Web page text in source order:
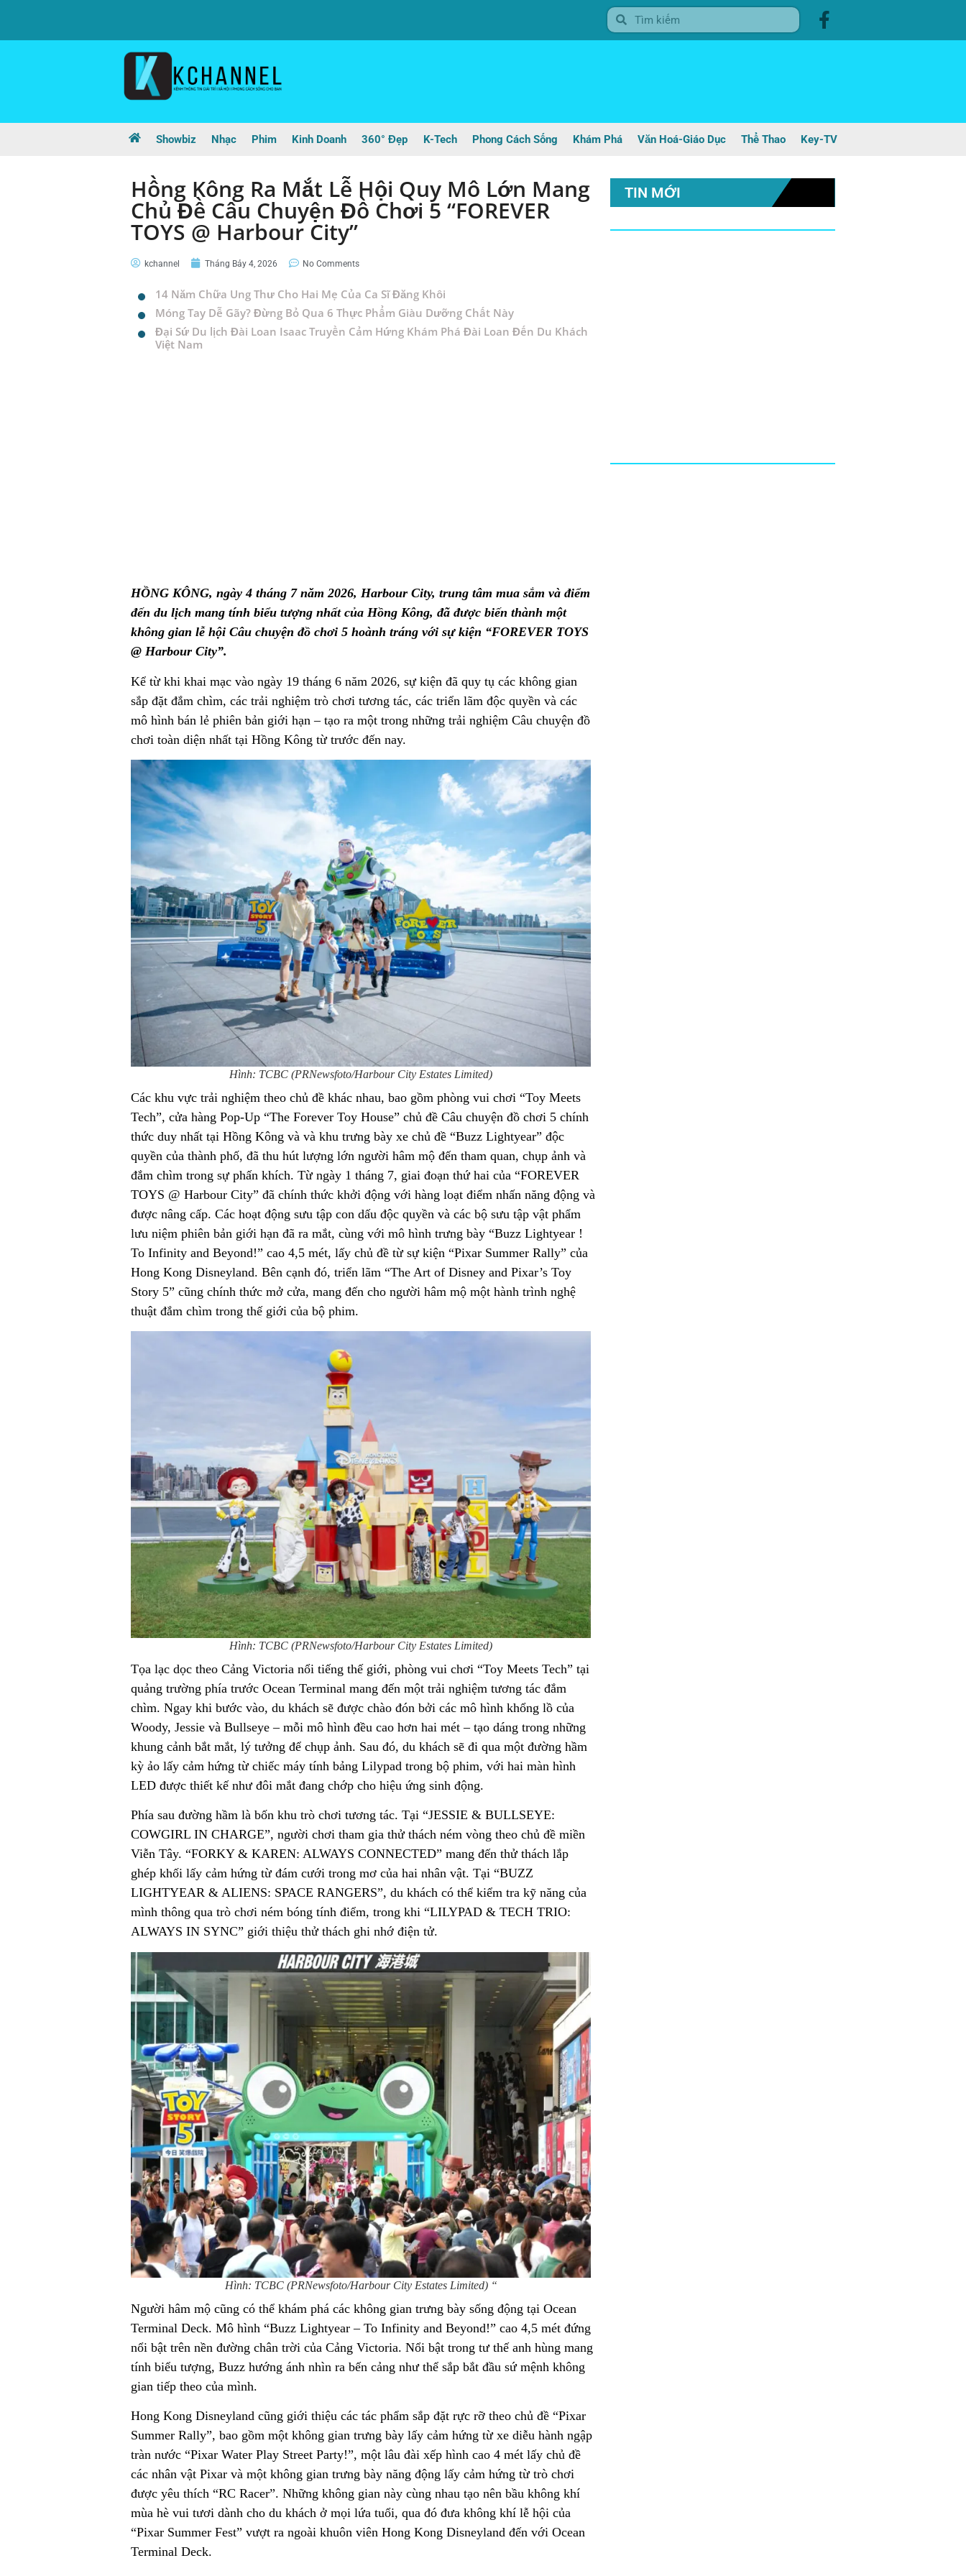
Showbiz Nhạc Phim Kinh Doanh 360° Đẹp K-Tech Phong Cách Sống Khám Phá Văn Hoá-Giáo Dục Thể Thao Key-TV
Hồng Kông Ra Mắt Lễ Hội Quy Mô Lớn Mang
Chủ Đề Câu Chuyện Đồ Chơi 5 “FOREVER
TOYS @ Harbour City”
kchannel Tháng Bảy 4, 2026 No Comments
14 Năm Chữa Ung Thư Cho Hai Mẹ Của Ca Sĩ Đăng Khôi
Móng Tay Dễ Gãy? Đừng Bỏ Qua 6 Thực Phẩm Giàu Dưỡng Chất Này
Đại Sứ Du lịch Đài Loan Isaac Truyền Cảm Hứng Khám Phá Đài Loan Đến Du Khách
Việt Nam
HỒNG KÔNG, ngày 4 tháng 7 năm 2026, Harbour City, trung tâm mua sắm và điểm
đến du lịch mang tính biểu tượng nhất của Hồng Kông, đã được biến thành một
không gian lễ hội Câu chuyện đồ chơi 5 hoành tráng với sự kiện “FOREVER TOYS
@ Harbour City”.
Kể từ khi khai mạc vào ngày 19 tháng 6 năm 2026, sự kiện đã quy tụ các không gian
sắp đặt đắm chìm, các trải nghiệm trò chơi tương tác, các triển lãm độc quyền và các
mô hình bán lẻ phiên bản giới hạn – tạo ra một trong những trải nghiệm Câu chuyện đồ
chơi toàn diện nhất tại Hồng Kông từ trước đến nay.
Hình: TCBC (PRNewsfoto/Harbour City Estates Limited)
Các khu vực trải nghiệm theo chủ đề khác nhau, bao gồm phòng vui chơi “Toy Meets
Tech”, cửa hàng Pop-Up “The Forever Toy House” chủ đề Câu chuyện đồ chơi 5 chính
thức duy nhất tại Hồng Kông và và khu trưng bày xe chủ đề “Buzz Lightyear” độc
quyền của thành phố, đã thu hút lượng lớn người hâm mộ đến tham quan, chụp ảnh và
đắm chìm trong sự phấn khích. Từ ngày 1 tháng 7, giai đoạn thứ hai của “FOREVER
TOYS @ Harbour City” đã chính thức khởi động với hàng loạt điểm nhấn năng động và
được nâng cấp. Các hoạt động sưu tập con dấu độc quyền và các bộ sưu tập vật phẩm
lưu niệm phiên bản giới hạn đã ra mắt, cùng với mô hình trưng bày “Buzz Lightyear !
To Infinity and Beyond!” cao 4,5 mét, lấy chủ đề từ sự kiện “Pixar Summer Rally” của
Hong Kong Disneyland. Bên cạnh đó, triển lãm “The Art of Disney and Pixar’s Toy
Story 5” cũng chính thức mở cửa, mang đến cho người hâm mộ một hành trình nghệ
thuật đắm chìm trong thế giới của bộ phim.
Hình: TCBC (PRNewsfoto/Harbour City Estates Limited)
Tọa lạc dọc theo Cảng Victoria nổi tiếng thế giới, phòng vui chơi “Toy Meets Tech” tại
quảng trường phía trước Ocean Terminal mang đến một trải nghiệm tương tác đắm
chìm. Ngay khi bước vào, du khách sẽ được chào đón bởi các mô hình khổng lồ của
Woody, Jessie và Bullseye – mỗi mô hình đều cao hơn hai mét – tạo dáng trong những
khung cảnh bắt mắt, lý tưởng để chụp ảnh. Sau đó, du khách sẽ đi qua một đường hầm
kỳ ảo lấy cảm hứng từ chiếc máy tính bảng Lilypad trong bộ phim, với hai màn hình
LED được thiết kế như đôi mắt đang chớp cho hiệu ứng sinh động.
Phía sau đường hầm là bốn khu trò chơi tương tác. Tại “JESSIE & BULLSEYE:
COWGIRL IN CHARGE”, người chơi tham gia thử thách ném vòng theo chủ đề miền
Viễn Tây. “FORKY & KAREN: ALWAYS CONNECTED” mang đến thử thách lắp
ghép khối lấy cảm hứng từ đám cưới trong mơ của hai nhân vật. Tại “BUZZ
LIGHTYEAR & ALIENS: SPACE RANGERS”, du khách có thể kiểm tra kỹ năng của
mình thông qua trò chơi ném bóng tính điểm, trong khi “LILYPAD & TECH TRIO:
ALWAYS IN SYNC” giới thiệu thử thách ghi nhớ điện tử.
Hình: TCBC (PRNewsfoto/Harbour City Estates Limited) “
Người hâm mộ cũng có thể khám phá các không gian trưng bày sống động tại Ocean
Terminal Deck. Mô hình “Buzz Lightyear – To Infinity and Beyond!” cao 4,5 mét đứng
nổi bật trên nền đường chân trời của Cảng Victoria. Nổi bật trong tư thế anh hùng mang
tính biểu tượng, Buzz hướng ánh nhìn ra bến cảng như thể sắp bắt đầu sứ mệnh không
gian tiếp theo của mình.
Hong Kong Disneyland cũng giới thiệu các tác phẩm sắp đặt rực rỡ theo chủ đề “Pixar
Summer Rally”, bao gồm một không gian trưng bày lấy cảm hứng từ xe diễu hành ngập
tràn nước “Pixar Water Play Street Party!”, một lâu đài xếp hình cao 4 mét lấy chủ đề
các nhân vật Pixar và một không gian trưng bày năng động lấy cảm hứng từ trò chơi
được yêu thích “RC Racer”. Những không gian này cùng nhau tạo nên bầu không khí
mùa hè vui tươi dành cho du khách ở mọi lứa tuổi, qua đó đưa không khí lễ hội của
“Pixar Summer Fest” vượt ra ngoài khuôn viên Hong Kong Disneyland đến với Ocean
Terminal Deck.
TIN MỚI